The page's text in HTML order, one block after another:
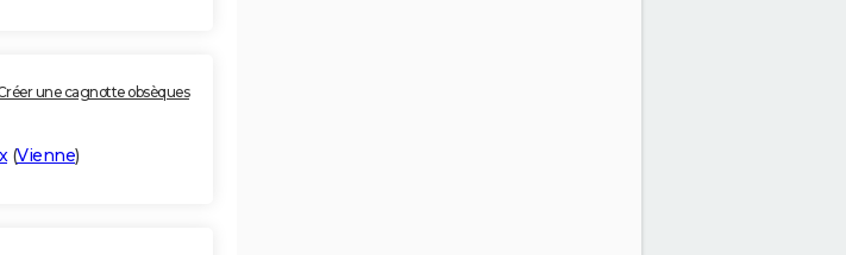
une cagnotte obsèques
(Vienne)